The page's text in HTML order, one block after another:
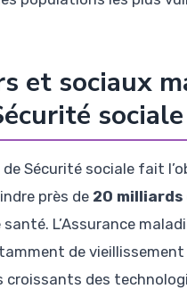
et sociaux
Sécurité sociale fait
près de 20 milliards
L’Assurance
de
des